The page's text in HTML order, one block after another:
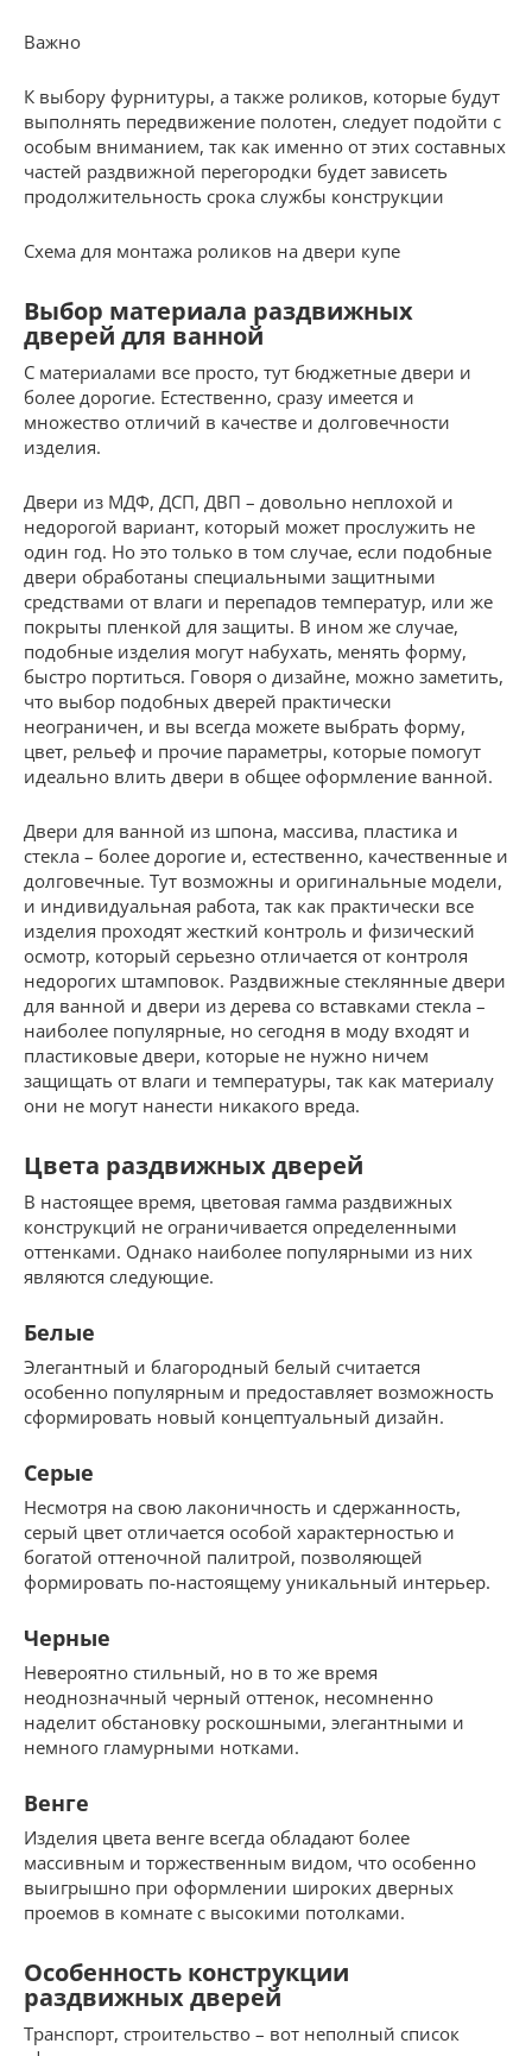
Важно
К выбору фурнитуры, а также роликов, которые будут
выполнять передвижение полотен, следует подойти с
особым вниманием, так как именно от этих составных
частей раздвижной перегородки будет зависеть
продолжительность срока службы конструкции
Схема для монтажа роликов на двери купе
Выбор материала раздвижных
дверей для ванной
С материалами все просто, тут бюджетные двери и
более дорогие. Естественно, сразу имеется и
множество отличий в качестве и долговечности
изделия.
Двери из МДФ, ДСП, ДВП – довольно неплохой и
недорогой вариант, который может прослужить не
один год. Но это только в том случае, если подобные
двери обработаны специальными защитными
средствами от влаги и перепадов температур, или же
покрыты пленкой для защиты. В ином же случае,
подобные изделия могут набухать, менять форму,
быстро портиться. Говоря о дизайне, можно заметить,
что выбор подобных дверей практически
неограничен, и вы всегда можете выбрать форму,
цвет, рельеф и прочие параметры, которые помогут
идеально влить двери в общее оформление ванной.
Двери для ванной из шпона, массива, пластика и
стекла – более дорогие и, естественно, качественные и
долговечные. Тут возможны и оригинальные модели,
и индивидуальная работа, так как практически все
изделия проходят жесткий контроль и физический
осмотр, который серьезно отличается от контроля
недорогих штамповок. Раздвижные стеклянные двери
для ванной и двери из дерева со вставками стекла –
наиболее популярные, но сегодня в моду входят и
пластиковые двери, которые не нужно ничем
защищать от влаги и температуры, так как материалу
они не могут нанести никакого вреда.
Цвета раздвижных дверей
В настоящее время, цветовая гамма раздвижных
конструкций не ограничивается определенными
оттенками. Однако наиболее популярными из них
являются следующие.
Белые
Элегантный и благородный белый считается
особенно популярным и предоставляет возможность
сформировать новый концептуальный дизайн.
Серые
Несмотря на свою лаконичность и сдержанность,
серый цвет отличается особой характерностью и
богатой оттеночной палитрой, позволяющей
формировать по-настоящему уникальный интерьер.
Черные
Невероятно стильный, но в то же время
неоднозначный черный оттенок, несомненно
наделит обстановку роскошными, элегантными и
немного гламурными нотками.
Венге
Изделия цвета венге всегда обладают более
массивным и торжественным видом, что особенно
выигрышно при оформлении широких дверных
проемов в комнате с высокими потолками.
Особенность конструкции
раздвижных дверей
Транспорт, строительство – вот неполный список